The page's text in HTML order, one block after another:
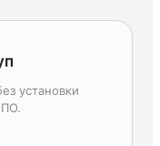
установки